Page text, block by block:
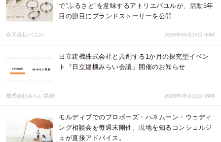
で“ふるさと”を意味するアトリエパユルが、活動5年
目の節目にブランドストーリーを公開
合同会社パユル 2026年06月18日 00時
日立建機株式会社と共創する1か月の探究型イベン
ト『日立建機みらい会議』開催のお知らせ
株式会社みらい共創 2026年06月10日 09時
モルディブでのプロポーズ・ハネムーン・ウェディ
ング相談会を毎週末開催。現地を知るコンシェルジ
ュが直接アドバイス。